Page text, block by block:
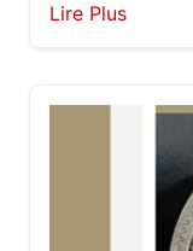
Lire Plus